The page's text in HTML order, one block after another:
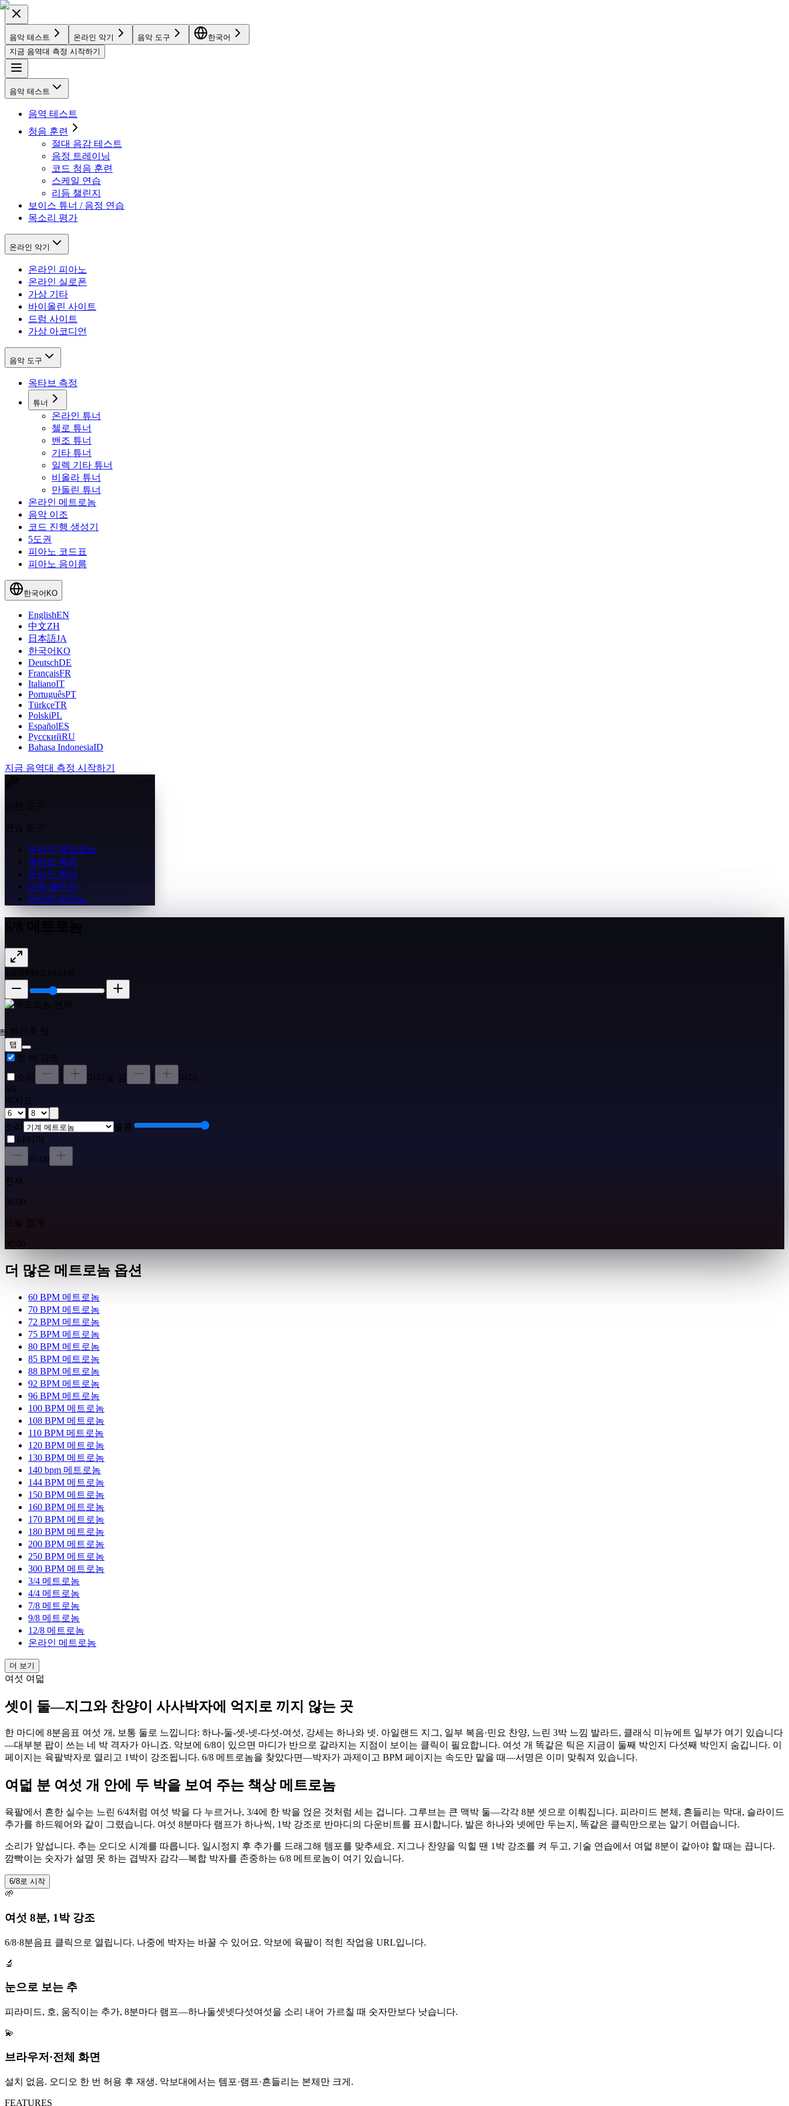
음악 테스트 온라인 악기 음악 도구
한국어
지금 음역대 측정 시작하기
음악 테스트
음역 테스트
청음 훈련
절대 음감 테스트
음정 트레이닝
코드 청음 훈련
스케일 연습
리듬 챌린지
보이스 튜너 / 음정 연습
목소리 평가
온라인 악기
온라인 피아노
온라인 실로폰
가상 기타
바이올린 사이트
드럼 사이트
가상 아코디언
음악 도구
옥타브 측정
튜너
온라인 튜너
첼로 튜너
밴조 튜너
기타 튜너
일렉 기타 튜너
비올라 튜너
만돌린 튜너
온라인 메트로놈
음악 이조
코드 진행 생성기
5도권
피아노 코드표
피아노 음이름
한국어 KO
EnglishEN
中文ZH
日本語JA
한국어KO
DeutschDE
FrançaisFR
ItalianoIT
PortuguêsPT
TürkçeTR
PolskiPL
EspañolES
РусскийRU
Bahasa IndonesiaID
지금 음역대 측정 시작하기
연습 도구
온라인 메트로놈
옥타브 측정
온라인 튜너
리듬 챌린지
온라인 피아노
탭
첫 박 강조
소리
1 마디 및 쉼 1
마디
6/8
박자표
/
소리
볼륨
타이머
05:00
현재
00:00
오늘 합계
00:00
더 많은 메트로놈 옵션
60 BPM 메트로놈
70 BPM 메트로놈
72 BPM 메트로놈
75 BPM 메트로놈
80 BPM 메트로놈
85 BPM 메트로놈
88 BPM 메트로놈
92 BPM 메트로놈
96 BPM 메트로놈
100 BPM 메트로놈
108 BPM 메트로놈
110 BPM 메트로놈
120 BPM 메트로놈
130 BPM 메트로놈
140 bpm 메트로놈
144 BPM 메트로놈
150 BPM 메트로놈
160 BPM 메트로놈
170 BPM 메트로놈
180 BPM 메트로놈
200 BPM 메트로놈
250 BPM 메트로놈
300 BPM 메트로놈
3/4 메트로놈
4/4 메트로놈
7/8 메트로놈
9/8 메트로놈
12/8 메트로놈
온라인 메트로놈
더 보기
여섯 여덟
셋이 둘—지그와 찬양이 사사박자에 억지로 끼지 않는 곳
한 마디에 8분음표 여섯 개, 보통 둘로 느낍니다: 하나-둘-셋-넷-다섯-여섯, 강세는 하나와 넷. 아일랜드 지그, 일부 복음·민요 찬양, 느린 3박 느낌 발라드, 클래식 미뉴에트 일부가 여기 있습니다
—대부분 팝이 쓰는 네 박 격자가 아니죠. 악보에 6/8이 있으면 마디가 반으로 갈라지는 지점이 보이는 클릭이 필요합니다. 여섯 개 똑같은 틱은 지금이 둘째 박인지 다섯째 박인지 숨깁니다. 이
페이지는 육팔박자로 열리고 1박이 강조됩니다. 6/8 메트로놈을 찾았다면—박자가 과제이고 BPM 페이지는 속도만 맡을 때—서명은 이미 맞춰져 있습니다.
여덟 분 여섯 개 안에 두 박을 보여 주는 책상 메트로놈
육팔에서 흔한 실수는 느린 6/4처럼 여섯 박을 다 누르거나, 3/4에 한 박을 얹은 것처럼 세는 겁니다. 그루브는 큰 맥박 둘—각각 8분 셋으로 이뤄집니다. 피라미드 본체, 흔들리는 막대, 슬라이드
추가를 하드웨어와 같이 그렸습니다. 여섯 8분마다 램프가 하나씩, 1박 강조로 반마디의 다운비트를 표시합니다. 발은 하나와 넷에만 두는지, 똑같은 클릭만으로는 알기 어렵습니다.
소리가 앞섭니다. 추는 오디오 시계를 따릅니다. 일시정지 후 추가를 드래그해 템포를 맞추세요. 지그나 찬양을 익힐 땐 1박 강조를 켜 두고, 기술 연습에서 여덟 8분이 같아야 할 때는 끕니다.
깜빡이는 숫자가 설명 못 하는 겹박자 감각—복합 박자를 존중하는 6/8 메트로놈이 여기 있습니다.
6/8로 시작
🌱
여섯 8분, 1박 강조
6/8·8분음표 클릭으로 열립니다. 나중에 박자는 바꿀 수 있어요. 악보에 육팔이 적힌 작업용 URL입니다.
🔬
눈으로 보는 추
피라미드, 호, 움직이는 추가, 8분마다 램프—하나둘셋넷다섯여섯을 소리 내어 가르칠 때 숫자만보다 낫습니다.
💫
브라우저·전체 화면
설치 없음. 오디오 한 번 허용 후 재생. 악보대에서는 템포·램프·흔들리는 본체만 크게.
FEATURES